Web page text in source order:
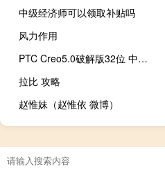
中级经济师可以领取补贴吗
风力作用
PTC Creo5.0破解版32位 中文免费版（PTC Creo5.0破解版32位 中文免费版功能简介）
拉比 攻略
赵惟妹（赵惟依 微博）